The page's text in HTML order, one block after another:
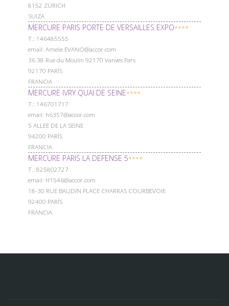
8152 ZÚRICH
SUIZA
MERCURE PARIS PORTE DE VERSAILLES EXPO****
Т.: 146485555
email: Amelie.EVANO@accor.com
36 38 Rue du Moulin 92170 Vanves Pars
92170 PARÍS
FRANCIA
MERCURE IVRY QUAI DE SEINE****
Т.: 146701717
email: h6357@accor.com
5 ALLEE DE LA SEINE
94200 PARÍS
FRANCIA
MERCURE PARIS LA DEFENSE 5****
Т.: 825802727
email: H1546@accor.com
18-30 RUE BAUDIN PLACE CHARRAS COURBEVOIE
92400 PARÍS
FRANCIA